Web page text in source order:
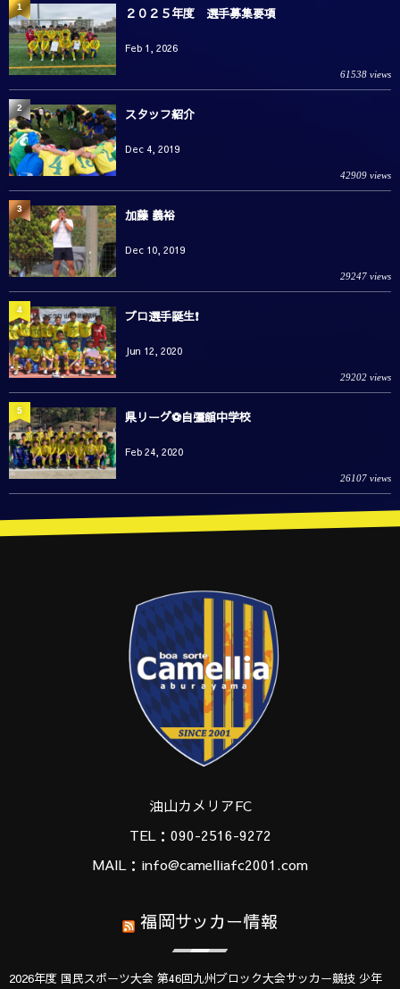
２０２５年度 選手募集要項
Feb 1, 2026
61538 views
1
スタッフ紹介
Dec 4, 2019
42909 views
2
加藤 義裕
Dec 10, 2019
29247 views
3
プロ選手誕生❗️
Jun 12, 2020
29202 views
4
県リーグ⚽️自彊館中学校
Feb 24, 2020
26107 views
5
油山カメリアFC
TEL：090-2516-9272
MAIL：info@camelliafc2001.com
福岡サッカー情報
2026年度 国民スポーツ大会 第46回九州ブロック大会サッカー競技 少年